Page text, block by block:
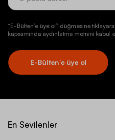
“E-Bülten’e üye ol” düğmesine
kapsamında aydınlatma metnini kabul
E-Bülten’e üye ol
En Sevilenler